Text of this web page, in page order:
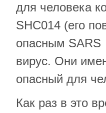
для человека
SHC014 (его
опасным SARS
вирус. Они
опасный для
Как раз в это